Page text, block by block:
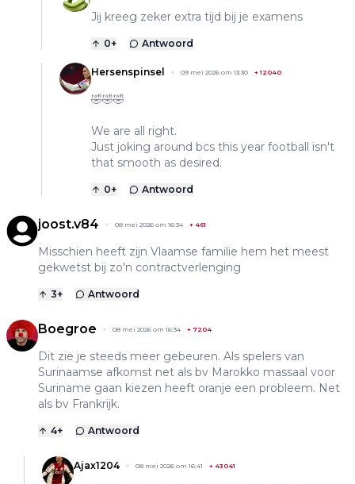
Jij kreeg zeker extra tijd bij je examens
0+ Antwoord
Hersenspinsel 09 mei 2026 om 13:30 +12040
🤣🤣🤣
We are all right.
Just joking around bcs this year football isn't
that smooth as desired.
0+ Antwoord
joost.v84 08 mei 2026 om 16:34 + 461
Misschien heeft zijn Vlaamse familie hem het meest
gekwetst bij zo'n contractverlenging
3+ Antwoord
Boegroe 08 mei 2026 om 16:34 + 7204
Dit zie je steeds meer gebeuren. Als spelers van
Surinaamse afkomst net als bv Marokko massaal voor
Suriname gaan kiezen heeft oranje een probleem. Net
als bv Frankrijk.
4+ Antwoord
Ajax1204 08 mei 2026 om 16:41 + 43041